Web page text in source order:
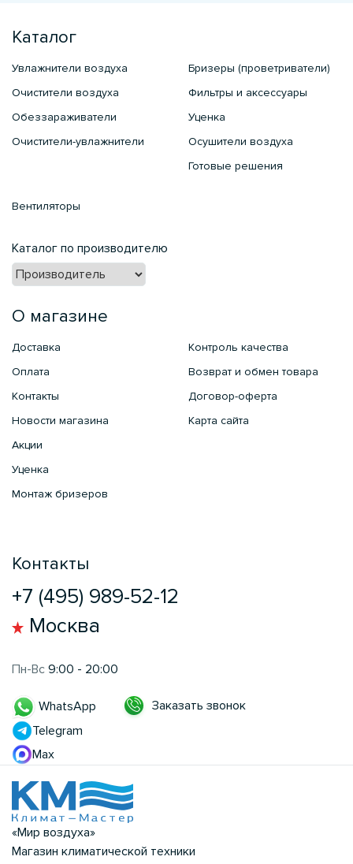
Каталог
Увлажнители воздуха
Очистители воздуха
Обеззараживатели
Очистители-увлажнители
Бризеры (проветриватели)
Фильтры и аксессуары
Уценка
Осушители воздуха
Готовые решения
Вентиляторы
Каталог по производителю
О магазине
Доставка
Оплата
Контакты
Новости магазина
Акции
Уценка
Монтаж бризеров
Контроль качества
Возврат и обмен товара
Договор-оферта
Карта сайта
Контакты
+7 (495) 989-52-12
Москва
Пн-Вс 9:00 - 20:00
WhatsApp
Telegram
Max
Заказать звонок
«Мир воздуха»
Магазин климатической техники